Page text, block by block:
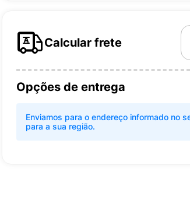
Calcular frete
Opções de entrega
Enviamos para o endereço informado no
para a sua região.